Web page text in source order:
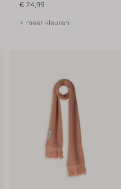
€ 24,99
+ meer kleuren